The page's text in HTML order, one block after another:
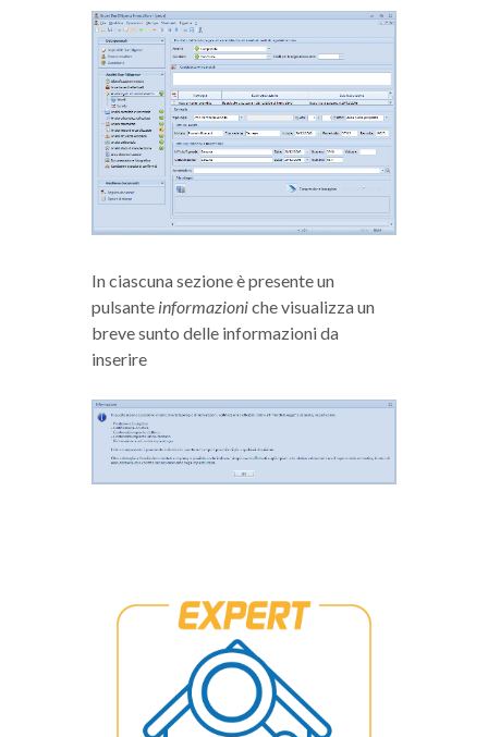
In ciascuna sezione è presente un
pulsante informazioniche visualizza un
breve sunto delle informazioni da
inserire